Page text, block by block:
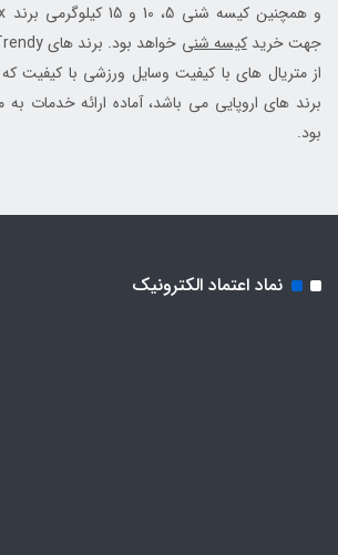
جهت خریدکیسه شنی
از متریال های با کیفیت وسایل ورزشی با کیفیت که
برند های اروپایی می باشد، آماده ارائه خدمات
بود.
نماد اعتماد الکترونیک